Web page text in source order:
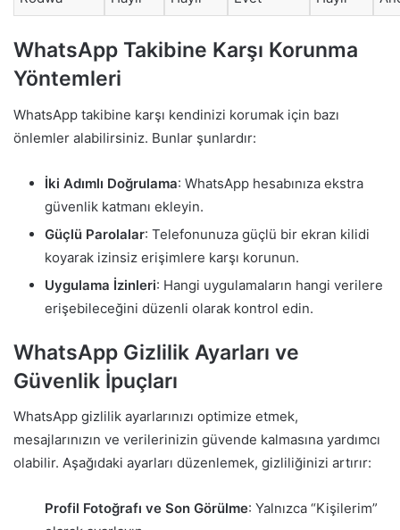
WhatsApp Takibine Karşı Korunma
Yöntemleri
WhatsApp takibine karşı kendinizi korumak için bazı
önlemler alabilirsiniz. Bunlar şunlardır:
İki Adımlı Doğrulama: WhatsApp hesabınıza ekstra
güvenlik katmanı ekleyin.
Güçlü Parolalar: Telefonunuza güçlü bir ekran kilidi
koyarak izinsiz erişimlere karşı korunun.
Uygulama İzinleri: Hangi uygulamaların hangi verilere
erişebileceğini düzenli olarak kontrol edin.
WhatsApp Gizlilik Ayarları ve
Güvenlik İpuçları
WhatsApp gizlilik ayarlarınızı optimize etmek,
mesajlarınızın ve verilerinizin güvende kalmasına yardımcı
olabilir. Aşağıdaki ayarları düzenlemek, gizliliğinizi artırır:
Profil Fotoğrafı ve Son Görülme: Yalnızca “Kişilerim”